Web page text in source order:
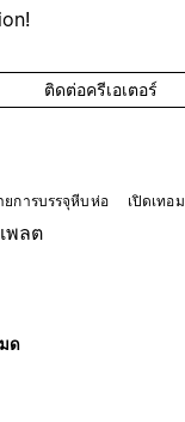
ติดต่อครีเอเตอร์
ยการบรรจุหีบห่อ เปิดเทอม
พลต
ด